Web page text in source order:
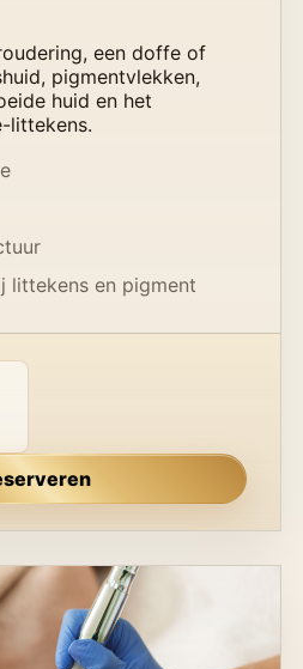
een doffe of
pigmentvlekken,
huid en het
littekens.
littekens en pigment